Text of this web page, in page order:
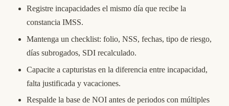
Registre incapacidades el mismo día que recibe la
constancia IMSS.
Mantenga un checklist: folio, NSS, fechas, tipo de riesgo,
días subrogados, SDI recalculado.
Capacite a capturistas en la diferencia entre incapacidad,
falta justificada y vacaciones.
Respalde la base de NOI antes de periodos con múltiples